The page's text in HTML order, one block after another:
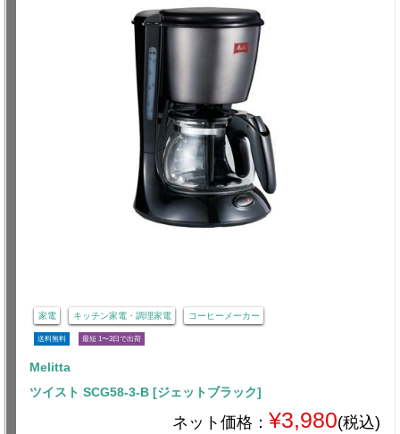
家電 キッチン家電・調理家電 コーヒーメーカー
送料無料 最短 1〜3日で出荷
Melitta
ツイスト SCG58-3-B [ジェットブラック]
ネット価格： ¥3,980(税込)